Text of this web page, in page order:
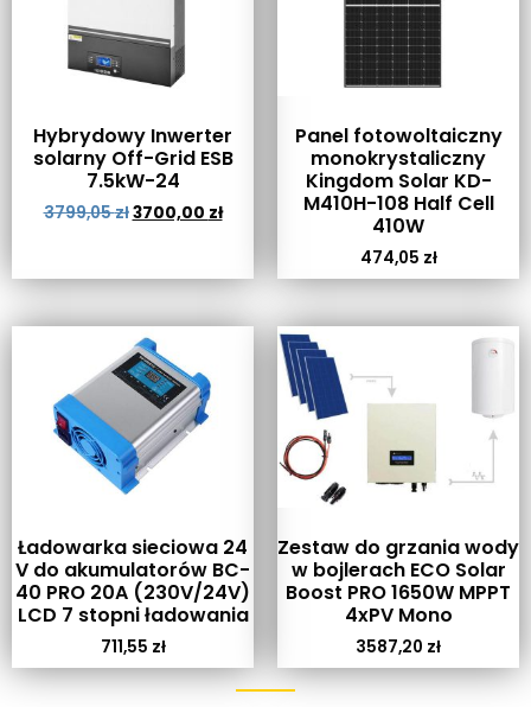
Hybrydowy Inwerter
solarny Off-Grid ESB
7.5kW-24
3799,05zł3700,00 zł
Panel fotowoltaiczny
monokrystaliczny
Kingdom Solar KD-
M410H-108 Half Cell
410W
474,05 zł
Ładowarka sieciowa 24
V do akumulatorów BC-
40 PRO 20A (230V/24V)
LCD 7 stopni ładowania
711,55 zł
Zestaw do grzania wody
w bojlerach ECO Solar
Boost PRO 1650W MPPT
4xPV Mono
3587,20 zł